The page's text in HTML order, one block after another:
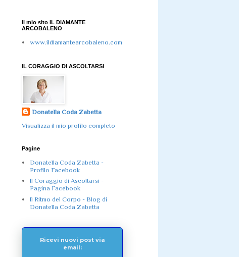
Il mio sito IL DIAMANTE
ARCOBALENO
www.ildiamantearcobaleno.com
IL CORAGGIO DI ASCOLTARSI
Donatella Coda Zabetta
Visualizza il mio profilo completo
Pagine
Donatella Coda Zabetta -
Profilo Facebook
Il Coraggio di Ascoltarsi -
Pagina Facebook
Il Ritmo del Corpo - Blog di
Donatella Coda Zabetta
Ricevi nuovi post via
email: